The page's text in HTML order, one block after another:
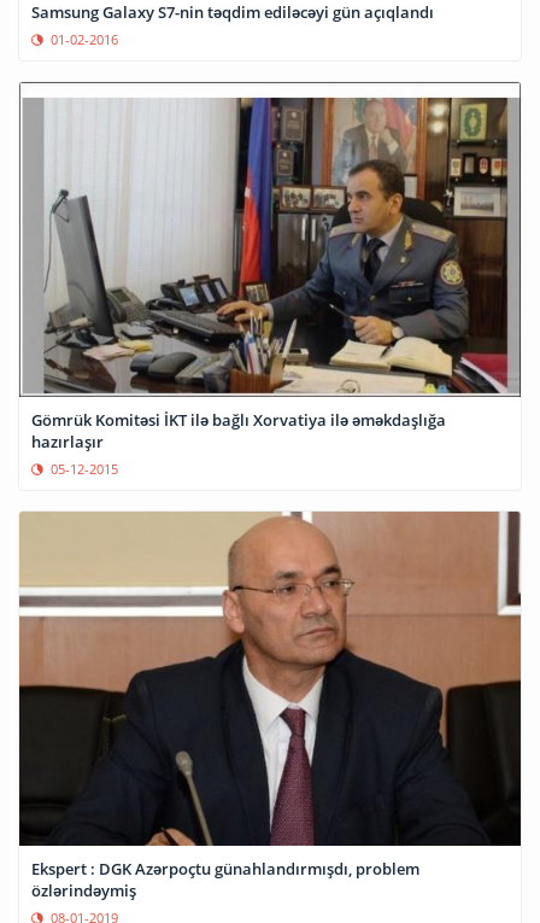
Samsung Galaxy S7-nin təqdim ediləcəyi gün açıqlandı
01-02-2016
Gömrük Komitəsi İKT ilə bağlı Xorvatiya ilə əməkdaşlığa
hazırlaşır
05-12-2015
Ekspert : DGK Azərpoçtu günahlandırmışdı, problem
özlərindəymiş
08-01-2019